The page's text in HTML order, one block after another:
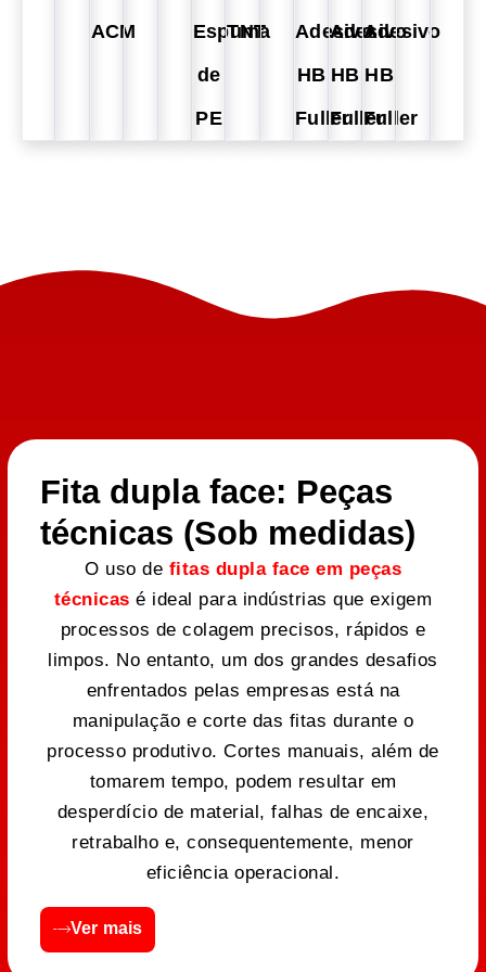
ACM
Espuma
de
PE
TNT
Adesivo
HB
Fuller
Adesivo
HB
Fuller
Adesivo
HB
Fuller
Fita dupla face: Peças
técnicas (Sob medidas)
O uso de fitas dupla face em peças
técnicas é ideal para indústrias que exigem
processos de colagem precisos, rápidos e
limpos. No entanto, um dos grandes desafios
enfrentados pelas empresas está na
manipulação e corte das fitas durante o
processo produtivo. Cortes manuais, além de
tomarem tempo, podem resultar em
desperdício de material, falhas de encaixe,
retrabalho e, consequentemente, menor
eficiência operacional.
Ver mais